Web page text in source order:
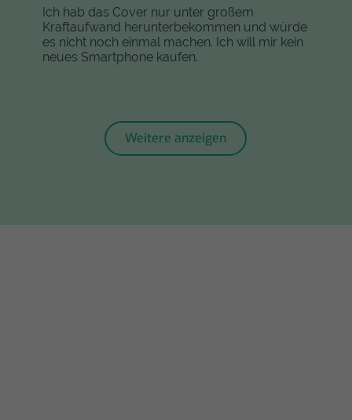
Ich hab das Cover nur unter großem
Kraftaufwand herunterbekommen und würde
es nicht noch einmal machen. Ich will mir kein
neues Smartphone kaufen.
Weitere anzeigen